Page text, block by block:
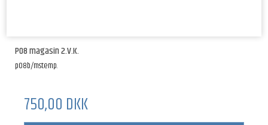
P08 magasin 2.V.K.
p08b/mstemp.
750,00 DKK